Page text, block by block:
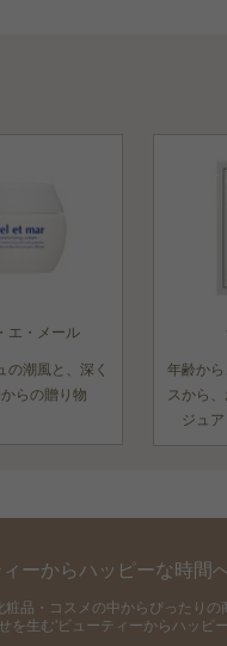
エ・メール
の潮風と、深く
らの贈り物
年齢か
スから
ジュ
ィーからハッピーな時間
粧品・コスメの中からぴったりの
を生む'ビューティーからハッピ